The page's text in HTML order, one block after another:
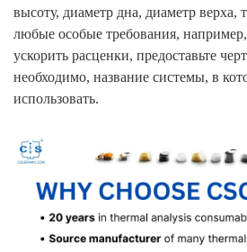
высоту, диаметр дна, диаметр верха,
любые особые требования,
ускорить расценки, предоставьте
необходимо, название системы, в
использовать.